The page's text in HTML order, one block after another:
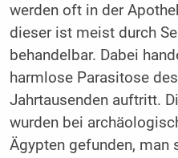
werden oft in der
dieser ist meist durch
behandelbar. Dabei
harmlose Parasitose
Jahrtausenden auftritt.
wurden bei
Ägypten gefunden, man